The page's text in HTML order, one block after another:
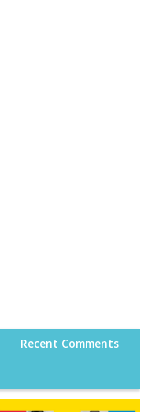
Recent Comments